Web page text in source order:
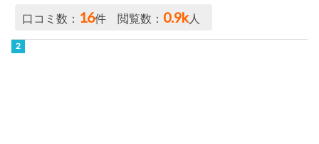
口コミ数： 16件 閲覧数： 0.9k人